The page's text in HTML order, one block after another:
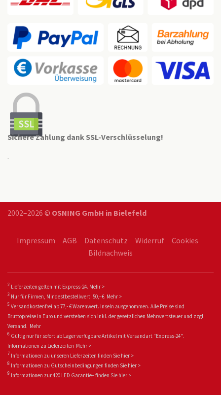
Sichere Zahlung dank SSL-Verschlüsselung!
.
2002–2026 © OSNING GmbH in Bielefeld
Impressum AGB Datenschutz Widerruf
Cookies
Bildnachweis
2 Lieferzeiten gelten mit Express-24. Mehr >
3 Nur für Firmen, Mindestbestellwert: 50,- €. Mehr >
5 Versandkostenfrei ab 77,- € Warenwert. Inseln ausgenommen. Alle Preise sind
Bruttopreise in Euro und verstehen sich inkl. der gesetzlichen Mehrwertsteuer und zzgl.
Versand. Mehr
6 Gültig nur für sofort ab Lager verfügbare Artikel mit Versandart "Express-24".
Informationen zu Lieferzeiten Mehr >
7 Informationen zu unseren Lieferzeiten finden Sie hier >
8 Informationen zu Gutscheinbedingungen finden Sie hier >
9 Informationen zur 420 LED Garantie+ finden Sie hier >